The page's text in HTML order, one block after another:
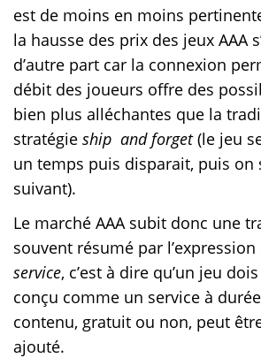
est de moins en moins
la hausse des prix des jeux AAA
d’autre part car la connexion
débit des joueurs offre des
bien plus alléchantes que la
stratégie ship and forget(le jeu
un temps puis disparait, puis on
suivant).
Le marché AAA subit donc une
souvent résumé par
service, c’est à dire qu’un jeu
conçu comme un service à
contenu, gratuit ou non, peut
ajouté.